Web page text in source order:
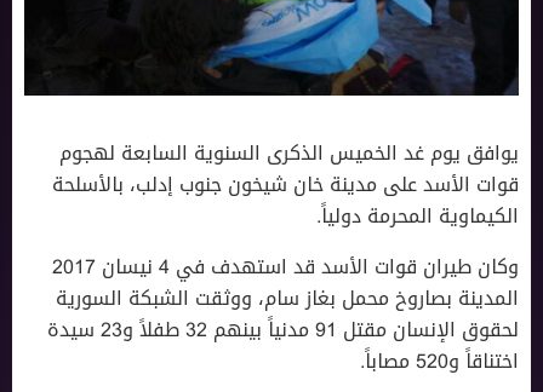
يوافق يوم غد الخميس الذكرى السنوية السابعة لهجوم
قوات اﻷسد على مدينة خان شيخون جنوب إدلب، باﻷسلحة
الكيماوية المحرمة دولياً.
وكان طيران قوات اﻷسد قد استهدف في 4 نيسان 2017
المدينة بصاروخ محمل بغاز سام، ووثقت ‎الشبكة السورية
لحقوق اﻹنسان مقتل 91 مدنياً بينهم 32 طفلاً و23 سيدة
اختناقاً و520 مصاباً.